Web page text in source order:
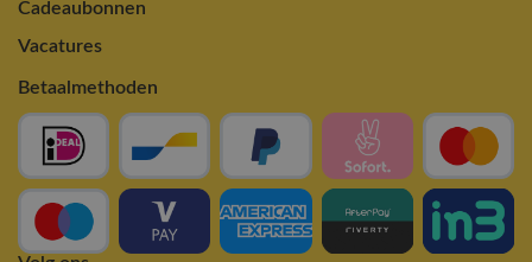
Cadeaubonnen
Vacatures
Betaalmethoden